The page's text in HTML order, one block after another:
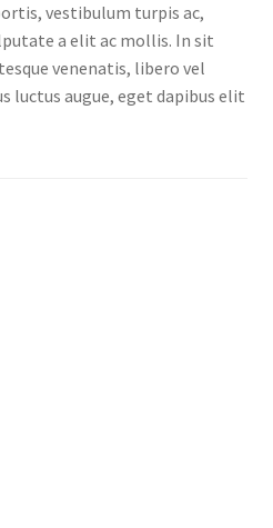
vestibulum turpis ac,
a elit ac mollis. In sit
venenatis, libero vel
luctus augue, eget dapibus elit